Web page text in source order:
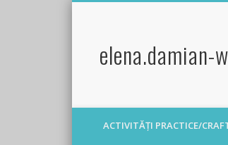
elena.damian-
ACTIVITĂȚI PRACTICE/